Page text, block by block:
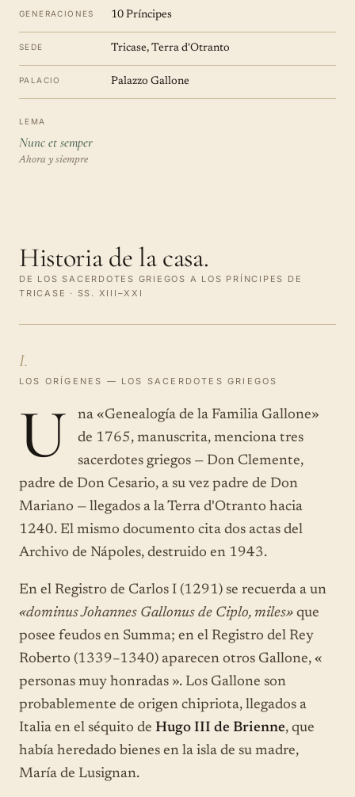
GENERACIONES 10 Príncipes
SEDE Tricase, Terra d'Otranto
PALACIO Palazzo Gallone
LEMA
Nunc et semper
Ahora y siempre
Historia de la casa.
DE LOS SACERDOTES GRIEGOS A LOS PRÍNCIPES DE
TRICASE · SS. XIII–XXI
I.
LOS ORÍGENES — LOS SACERDOTES GRIEGOS
U
na «Genealogía de la Familia Gallone»
de 1765, manuscrita, menciona tres
sacerdotes griegos — Don Clemente,
padre de Don Cesario, a su vez padre de Don
Mariano — llegados a la Terra d'Otranto hacia
1240. El mismo documento cita dos actas del
Archivo de Nápoles, destruido en 1943.
En el Registro de Carlos I (1291) se recuerda a un
«dominus Johannes Gallonus de Ciplo, miles» que
posee feudos en Summa; en el Registro del Rey
Roberto (1339–1340) aparecen otros Gallone, «
personas muy honradas ». Los Gallone son
probablemente de origen chipriota, llegados a
Italia en el séquito de Hugo III de Brienne, que
había heredado bienes en la isla de su madre,
María de Lusignan.